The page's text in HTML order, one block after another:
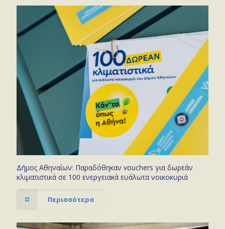
Δήμος Αθηναίων: Παραδόθηκαν vouchers για δωρεάν
κλιματιστικά σε 100 ενεργειακά ευάλωτα νοικοκυριά
Περισσότερα